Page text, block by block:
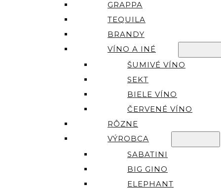
GRAPPA
TEQUILA
BRANDY
VÍNO A INÉ
ŠUMIVÉ VÍNO
SEKT
BIELE VÍNO
ČERVENÉ VÍNO
RÔZNE
VÝROBCA
SABATINI
BIG GINO
ELEPHANT